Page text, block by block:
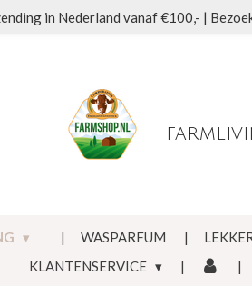
in Nederland vanaf €100,- |
WASPARFUM
KLANTENSERVICE